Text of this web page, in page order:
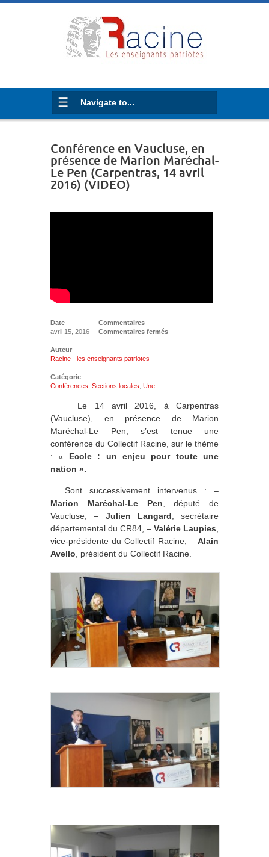
Navigate to...
Conférence en Vaucluse, en
présence de Marion Maréchal-
Le Pen (Carpentras, 14 avril
2016) (VIDEO)
Date
avril 15, 2016
Commentaires
Commentaires fermés
Auteur
Racine - les enseignants patriotes
Catégorie
Conférences Sections locales Une
Le 14 avril 2016, à Carpentras
(Vaucluse), en présence de Marion
Maréchal-Le Pen, s’est tenue une
conférence du Collectif Racine, sur le thème
: « Ecole : un enjeu pour toute une
nation ».
Sont successivement intervenus : –
Marion Maréchal-Le Pen , député de
Vaucluse, – Julien Langard , secrétaire
départemental du CR84, – Valérie Laupies
vice-présidente du Collectif Racine, – Alain
Avello , président du Collectif Racine.